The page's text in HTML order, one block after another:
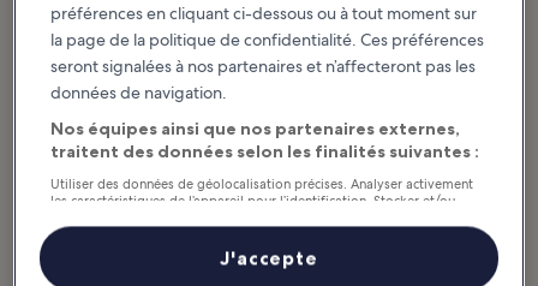
North Dakota has a wild and wonderful selection of diverse
attractions, from a national park to a site where Lewis and Clark
stayed to a Scandinavian park in the U.S. heartland. You can see
dinosaur skeletons, hike and bike hundreds of miles of unspoiled
wilderness trails, witness the shack where Louis L’Amour wrote
some of his classic Western novels, and see a herd of bison in a
living history museum dedicated to the region’s pioneer past.
You... Afficher plus d’infos
préférences en cliquant ci-dessous ou à tout moment sur
la page de la politique de confidentialité. Ces préférences
seront signalées à nos partenaires et n’affecteront pas les
données de navigation.
Nos équipes ainsi que nos partenaires externes,
traitent des données selon les finalités suivantes :
Utiliser des données de géolocalisation précises. Analyser activement
les caractéristiques de l’appareil pour l’identification. Stocker et/ou
personnalisés, mesure de performance des publicités et du contenu,
études d’audience et développement de services.
Liste de nos partenaires (fournisseurs)
J'accepte